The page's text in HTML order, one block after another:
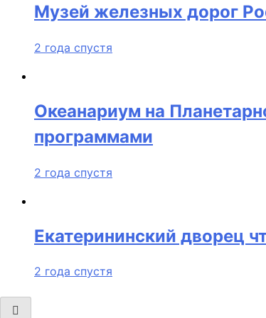
Музей железных дорог
2 года спустя
Океанариум на
программами
2 года спустя
Екатерининский дворец
2 года спустя